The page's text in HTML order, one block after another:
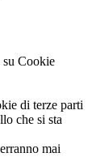
Cookie
di terze parti
che si sta
mai